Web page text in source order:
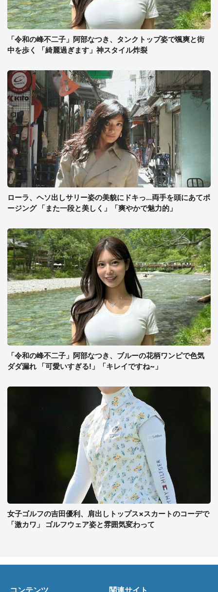
「令和の峰不二子」阿部なつき、タンクトップ姿で颯爽と街
中を歩く 「綺麗過ぎます」神スタイル炸裂
ローラ、ヘソ出しサリー姿の美貌にドキっ...両手を頭にあてポ
ージング 「また一段と美しく」「爽やかで魅力的」
「令和の峰不二子」阿部なつき、ブルーの花柄ワンピで色気
ダダ漏れ 「可愛いすぎる!」「キレイですね~」
女子ゴルフの吉田優利、肩出しトップス×スカートのコーデで
「激カワ」 ゴルフウェア姿と雰囲気変わって
コンテンツ 関連サイト